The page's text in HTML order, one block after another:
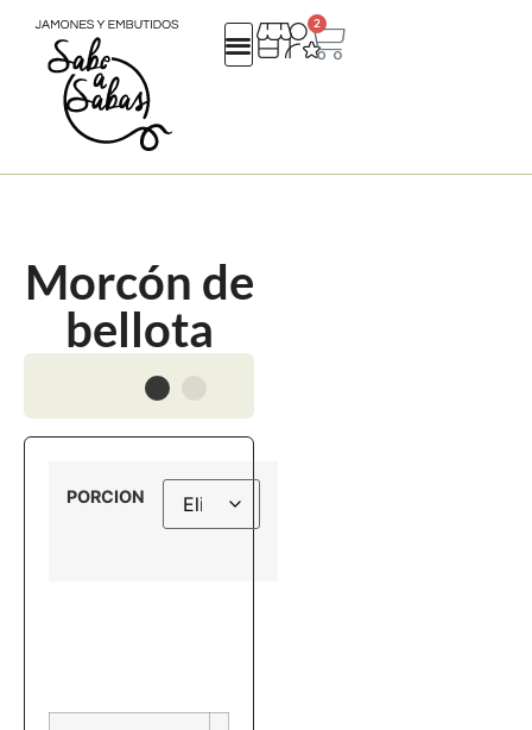
2
Morcón de
bellota
PORCION